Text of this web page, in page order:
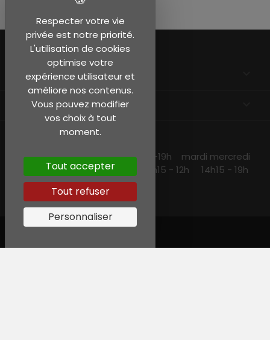
EN SAVOIR PLUS
INFORMATIONS
NOS HORAIRES
lundi et jeudi 10h15 -13h30 14h30 -19h mardi mercredi
et vendredi 10h15-19h samedi 10h15 - 12h 14h15 - 19h
Respecter votre vie
privée est notre priorité.
L'utilisation de cookies
optimise votre
expérience utilisateur et
améliore nos contenus.
Vous pouvez modifier
vos choix à tout
moment.
Tout accepter
Tout refuser
Personnaliser